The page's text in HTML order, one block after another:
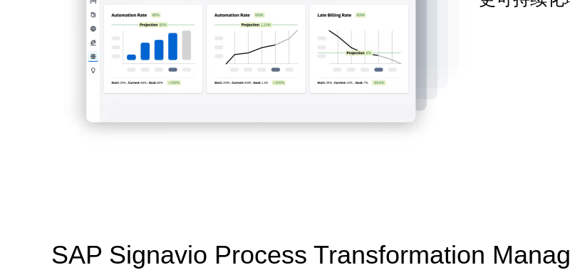
SAP Signavio Process Transformation